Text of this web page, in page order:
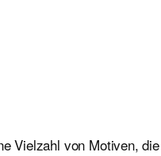
Vielzahl von Motiven,